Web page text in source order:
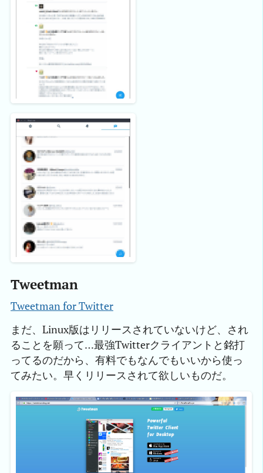
Tweetman
Tweetman for Twitter
まだ、Linux版はリリースされていないけど、され
ることを願って…最強Twitterクライアントと銘打
ってるのだから、有料でもなんでもいいから使っ
てみたい。早くリリースされて欲しいものだ。